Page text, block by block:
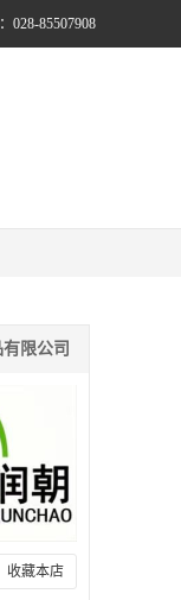
028-85507908
限公司
收藏本店